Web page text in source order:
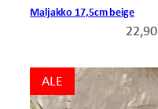
Maljakko 17,5cm beige
22,90
ALE
ALE